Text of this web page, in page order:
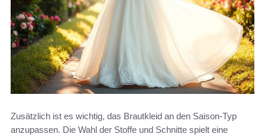
Zusätzlich ist es wichtig, das Brautkleid an den Saison-Typ
anzupassen. Die Wahl der Stoffe und Schnitte spielt eine